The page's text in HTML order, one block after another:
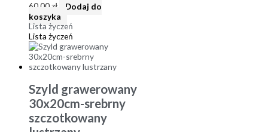
60,00zł
Dodaj do
koszyka
Lista życzeń
Lista życzeń
Szyld grawerowany
30x20cm-srebrny
szczotkowany